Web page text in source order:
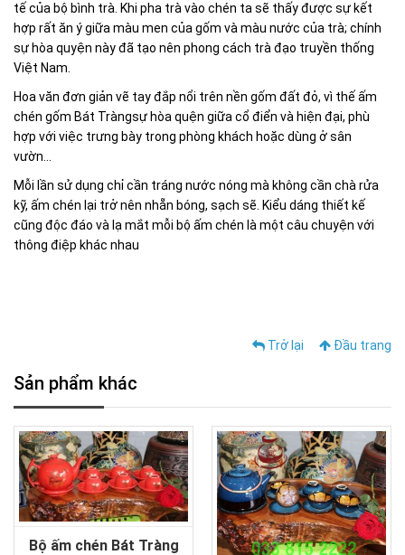
tế của bộ bình trà. Khi pha trà vào chén ta sẽ thấy được sự kết
hợp rất ăn ý giữa màu men của gốm và màu nước của trà; chính
sự hòa quyện này đã tạo nên phong cách trà đạo truyền thống
Việt Nam.
Hoa văn đơn giản vẽ tay đắp nổi trên nền gốm đất đỏ, vì thế ấm
chén gốm Bát Tràngsự hòa quện giữa cổ điển và hiện đại, phù
hợp với việc trưng bày trong phòng khách hoặc dùng ở sân
vườn...
Mỗi lần sử dụng chỉ cần tráng nước nóng mà không cần chà rửa
kỹ, ấm chén lại trở nên nhẵn bóng, sạch sẽ. Kiểu dáng thiết kế
cũng độc đáo và lạ mắt mỗi bộ ấm chén là một câu chuyện với
thông điệp khác nhau
Trở lại Đầu trang
Sản phẩm khác
Bộ ấm chén Bát Tràng